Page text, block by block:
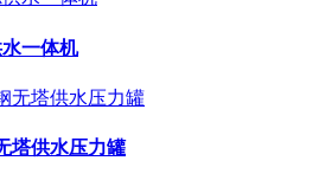
一体机
塔供水压力罐